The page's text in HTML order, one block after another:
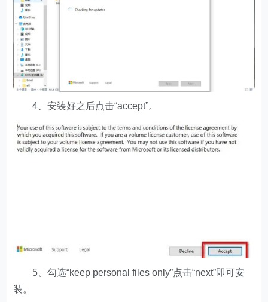
4、安装好之后点击“accept”。
5、勾选“keep personal files only”点击“next”即可安
装。